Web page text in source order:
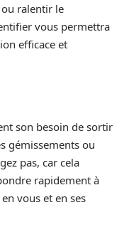
ralentir le
vous permettra
efficace et
son besoin de sortir
gémissements ou
pas, car cela
rapidement à
vous et en ses